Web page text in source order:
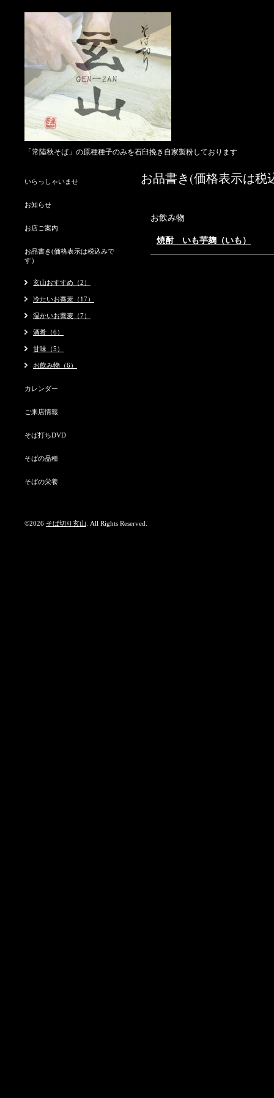
「常陸秋そば」の原種種子のみを石臼挽き自家製粉しております
お品書き(価格表示は税
お飲み物
焼酎 いも芋麹（いも）
いらっしゃいませ
お知らせ
お店ご案内
お品書き(価格表示は税込みで
す）
玄山おすすめ（2）
冷たいお蕎麦（17）
温かいお蕎麦（7）
酒肴（6）
甘味（5）
お飲み物（6）
カレンダー
ご来店情報
そば打ちDVD
そばの品種
そばの栄養
©2026 そば切り玄山 . All Rights Reserved.